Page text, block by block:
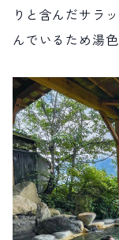
りと含んだサラ
んでいるため湯